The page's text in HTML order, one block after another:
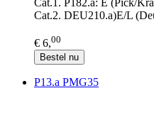
Cat.1. P182.a: E (Pick/
Cat.2. DEU210.a)E/L
€ 6,00
Bestel nu
P13.a PMG35